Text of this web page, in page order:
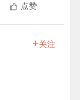
点赞
+关注